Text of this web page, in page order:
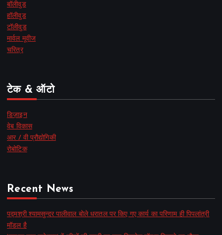
बॉलीवुड
हॉलीवुड
टॉलीवुड
मार्वल मूवीज
चरित्र
टेक & ऑटो
डिज़ाइन
वेब विकास
आर / वी प्रौद्योगिकी
रोबोटिक
Recent News
पद्मश्री श्यामसुन्दर पालीवाल बोले धरातल पर किए गए कार्य का परिणाम ही पिपलांत्री
मॉडल है